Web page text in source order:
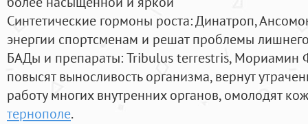
Синтетические гормоны роста: Динатроп,
энергии спортсменам и решат проблемы
БАДы и препараты:Tribulus terrestris, Мориамин
повысят выносливость организма, вернут
работу многих внутренних органов, омолодят
тернополе.